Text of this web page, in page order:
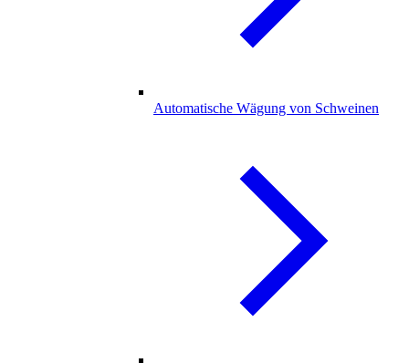
Automatische Wägung von Schweinen